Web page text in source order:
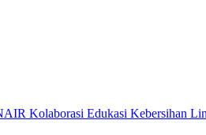
Kolaborasi Edukasi Kebersihan